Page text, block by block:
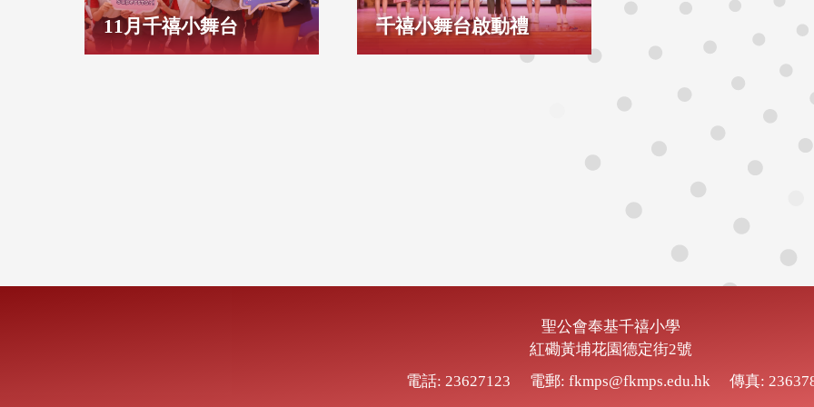
11月千禧小舞台 千禧小舞台啟動禮
聖公會奉基千禧小學
紅磡黃埔花園德定街2號
電話: 23627123
電郵: fkmps@fkmps.edu.hk 傳真: